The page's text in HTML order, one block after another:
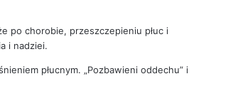
po chorobie, przeszczepieniu płuc i
i nadziei.
płucnym. „Pozbawieni oddechu” i